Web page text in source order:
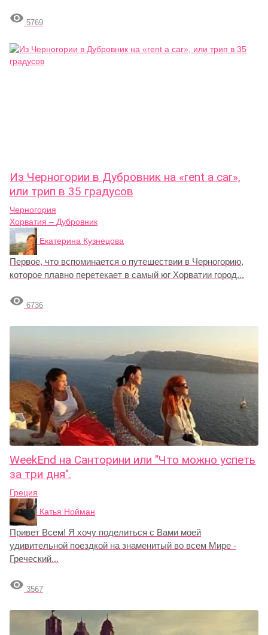
 5769
Из Черногории в Дубровник на «rent a car»,
или трип в 35 градусов
Черногория
Хорватия – Дубровник
Екатерина Кузнецова
Первое, что вспоминается о путешествии в Черногорию,
которое плавно перетекает в самый юг Хорватии город...
 6736
WeekEnd на Санторини или "Что можно успеть
за три дня".
Греция
Катья Нойман
Привет Всем! Я хочу поделиться с Вами моей
удивительной поездкой на знаменитый во всем Мире -
Греческий...
 3567